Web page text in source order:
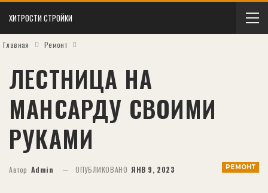
ХИТРОСТИ СТРОЙКИ
Главная Ремонт
ЛЕСТНИЦА НА
МАНСАРДУ СВОИМИ
РУКАМИ
РЕМОНТ
Автор Admin ОПУБЛИКОВАНО ЯНВ 9, 2023